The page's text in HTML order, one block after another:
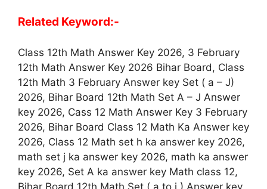
Related Keyword:-
Class 12th Math Answer Key 2026, 3 February
12th Math Answer Key 2026 Bihar Board, Class
12th Math 3 February Answer key Set ( a – J)
2026, Bihar Board 12th Math Set A – J Answer
key 2026, Cass 12 Math Answer Key 3 February
2026, Bihar Board Class 12 Math Ka Answer key
2026, Class 12 Math set h ka answer key 2026,
math set j ka answer key 2026, math ka answer
key 2026, Set A ka answer key Math class 12,